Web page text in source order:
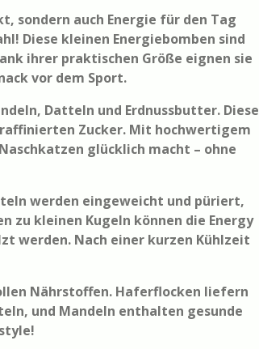
sondern auch Energie für den Tag
Diese kleinen Energiebomben sind
ihrer praktischen Größe eignen sie
vor dem Sport.
Datteln und Erdnussbutter. Diese
Zucker. Mit hochwertigem
glücklich macht – ohne
werden eingeweicht und püriert,
zu kleinen Kugeln können die Energy
werden. Nach einer kurzen Kühlzeit
Nährstoffen. Haferflocken liefern
und Mandeln enthalten gesunde